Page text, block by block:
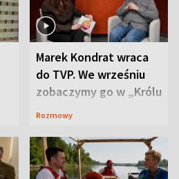
Marek Kondrat wraca
do TVP. We wrześniu
zobaczymy go w „Królu
Maciusiu I”
Rozmowy